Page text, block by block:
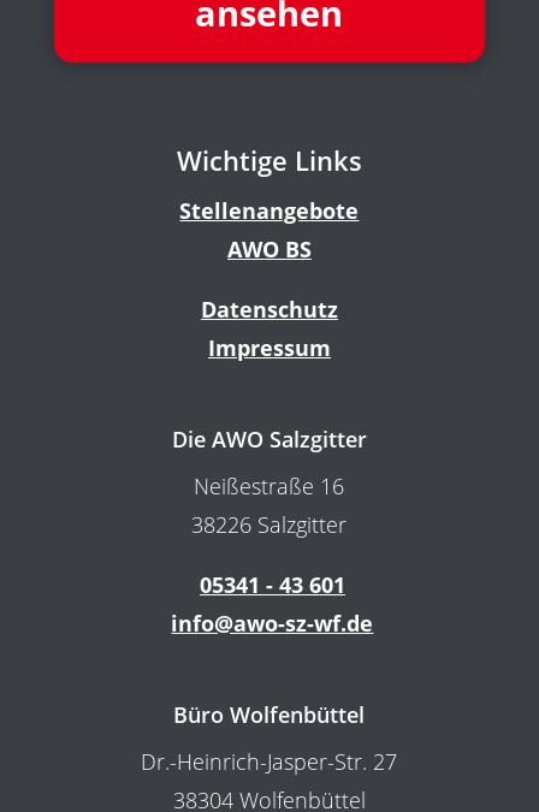
ansehen
Wichtige Links
Stellenangebote
AWO BS
Datenschutz
Impressum
Die AWO Salzgitter
Neißestraße 16
38226 Salzgitter
05341 - 43 601
info@awo-sz-wf.de
Büro Wolfenbüttel
Dr.-Heinrich-Jasper-Str. 27
38304 Wolfenbüttel